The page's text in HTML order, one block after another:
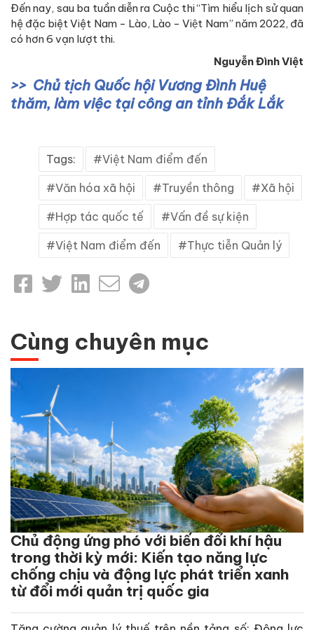
Đến nay, sau ba tuần diễn ra Cuộc thi “Tìm hiểu lịch sử quan
hệ đặc biệt Việt Nam - Lào, Lào - Việt Nam” năm 2022, đã
có hơn 6 vạn lượt thi.
Nguyễn Đình Việt
Chủ tịch Quốc hội Vương Đình Huệ
thăm, làm việc tại công an tỉnh Đắk Lắk
Tags: Việt Nam điểm đến
Văn hóa xã hội Truyền thông Xã hội
Hợp tác quốc tế Vấn đề sự kiện
Việt Nam điểm đến Thực tiễn Quản lý
Cùng chuyên mục
Chủ động ứng phó với biến đổi khí hậu
trong thời kỳ mới: Kiến tạo năng lực
chống chịu và động lực phát triển xanh
từ đổi mới quản trị quốc gia